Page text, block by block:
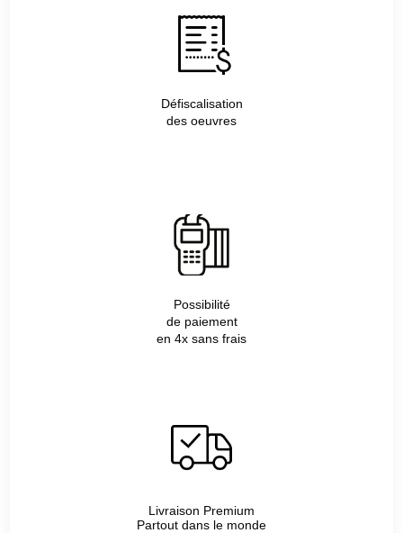
Défiscalisation
des oeuvres
Possibilité
de paiement
en 4x sans frais
Livraison Premium
Partout dans le monde